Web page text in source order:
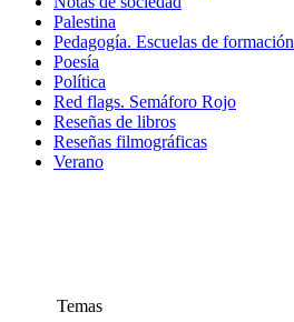
Palestina
Pedagogía. Escuelas de formación
Poesía
Política
Red flags. Semáforo Rojo
Reseñas de libros
Reseñas filmográficas
Verano
Temas